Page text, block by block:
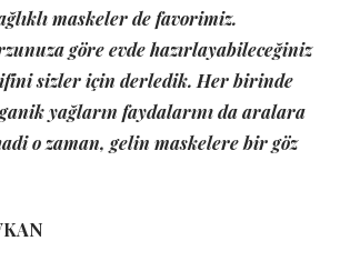
maskeler de favorimiz.
göre evde hazırlayabileceğiniz
sizler için derledik. Her birinde
yağların faydalarını da aralara
o zaman, gelin maskelere bir göz